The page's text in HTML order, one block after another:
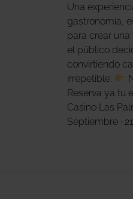
Una
gastronomía,
para crear
el público
convirtiendo
irrepetible.
Reserva ya tu
Casino Las
Septiembre ·